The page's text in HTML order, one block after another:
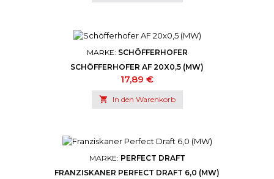
MARKE: SCHÖFFERHOFER
SCHÖFFERHOFER AF 20X0,5 (MW)
Preis
17,89 €
 In den Warenkorb
MARKE: PERFECT DRAFT
FRANZISKANER PERFECT DRAFT 6,0 (MW)